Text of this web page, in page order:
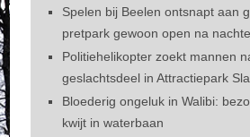
Spelen bij Beelen ontsnapt aan
pretpark gewoon open na
Politiehelikopter zoekt mannen
geslachtsdeel in Attractiepark
Bloederig ongeluk in Walibi:
kwijt in waterbaan